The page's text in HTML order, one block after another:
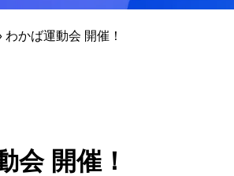
わかば運動会 開催！
会 開催！